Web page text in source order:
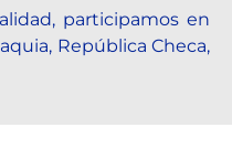
participamos en
República Checa,